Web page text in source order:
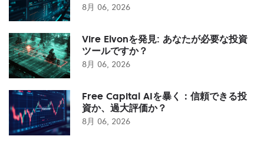
8月 06, 2026
Vire Elvonを発見: あなたが必要な投資
ツールですか？
8月 06, 2026
Free Capital AIを暴く：信頼できる投
資か、過大評価か？
8月 06, 2026